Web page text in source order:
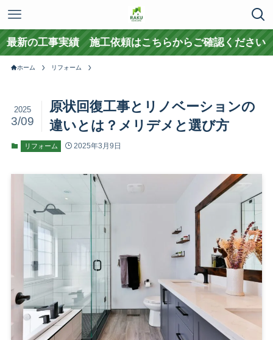
績 施工依頼はこちらからご確認ください
ホーム リフォーム
原状回復工事とリノベーションの
違いとは？メリデメと選び方
2025
3/09
リフォーム 2025年3月9日